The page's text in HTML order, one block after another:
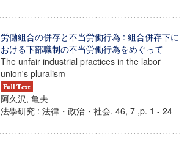
労働組合の併存と不当労働行為 : 組合併存下に
おける下部職制の不当労働行為をめぐって
The unfair industrial practices in the labor
union's pluralism
阿久沢, 亀夫
法學研究 : 法律・政治・社会. 46, 7 ,p. 1 - 24